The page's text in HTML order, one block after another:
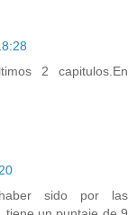
2 capitulos.En
sido por las